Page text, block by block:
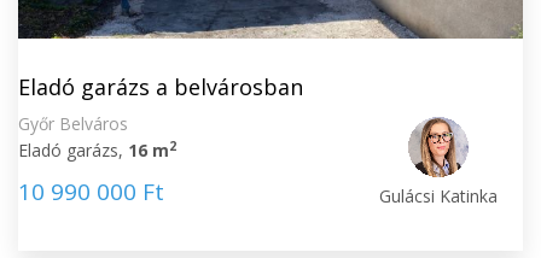
Eladó garázs a belvárosban
Győr Belváros
Eladó garázs, 16 m2
10 990 000 Ft Gulácsi Katinka